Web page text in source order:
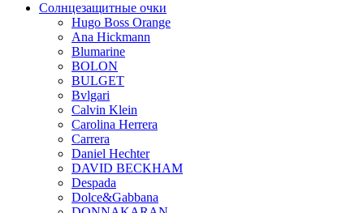
Солнцезащитные очки
Hugo Boss Orange
Ana Hickmann
Blumarine
BOLON
BULGET
Bvlgari
Calvin Klein
Carolina Herrera
Carrera
Daniel Hechter
DAVID BECKHAM
Despada
Dolce&Gabbana